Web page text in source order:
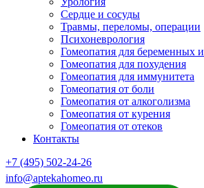
Сердце и сосуды
Травмы, переломы, операции
Психоневрология
Гомеопатия для беременных
Гомеопатия для похудения
Гомеопатия для иммунитета
Гомеопатия от боли
Гомеопатия от алкоголизма
Гомеопатия от курения
Гомеопатия от отеков
Контакты
+7 (495) 502-24-26
info@aptekahomeo.ru